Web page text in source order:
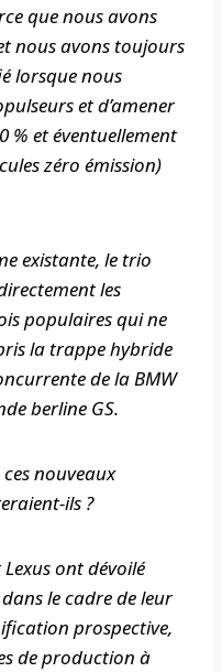
que nous avons
nous avons toujours
lorsque nous
et d’amener
% et éventuellement
zéro émission)
existante, le trio
les
populaires qui ne
la trappe hybride
de la BMW
berline GS.
nouveaux
ils ?
ont dévoilé
le cadre de leur
prospective,
de production à